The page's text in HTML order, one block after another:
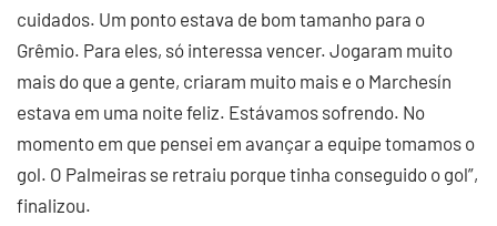
cuidados. Um ponto estava de bom tamanho para o
Grêmio. Para eles, só interessa vencer. Jogaram muito
mais do que a gente, criaram muito mais e o Marchesín
estava em uma noite feliz. Estávamos sofrendo. No
momento em que pensei em avançar a equipe tomamos o
gol. O Palmeiras se retraiu porque tinha conseguido o gol”,
finalizou.